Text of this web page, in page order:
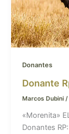
Donantes
Donante
Marcos Dubini/
«Morenita»
Donantes